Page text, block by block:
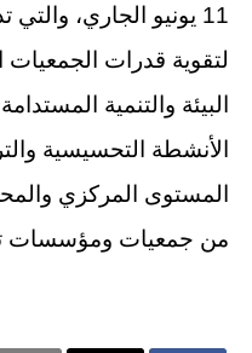
11 يونيو الجاري،
لتقوية قدرات الجمعيات
البيئة والتنمية
الأنشطة التحسيسية
المستوى المركزي
من جمعيات ومؤسسات